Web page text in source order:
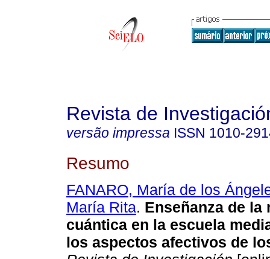
Revista de
versão impressa ISSN 1010-
Resumo
FANARO, María de los
María Rita. Enseñanza de la
cuántica en la escuela
los aspectos afectivos de